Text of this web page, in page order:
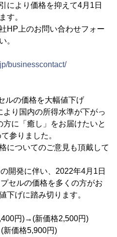
により価格を抑えて4月1日
す。
HP上のお問い合わせフォー
。
businesscontact/
ルの価格を大幅値下げ
り国内の所得水準が下がっ
に「癒し」をお届けたいと
参りました。
についてのご意見も頂戴して
開発に伴い、2022年4月1日
セルの価格を多くの方がお
下げに踏み切ります。
円)→(新価格2,500円)
価格5,900円)